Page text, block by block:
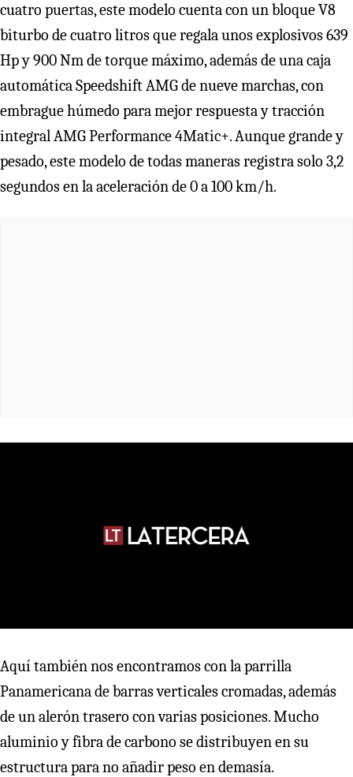
cuatro puertas, este modelo cuenta con un bloque V8
biturbo de cuatro litros que regala unos explosivos 639
Hp y 900 Nm de torque máximo, además de una caja
automática Speedshift AMG de nueve marchas, con
embrague húmedo para mejor respuesta y tracción
integral AMG Performance 4Matic+. Aunque grande y
pesado, este modelo de todas maneras registra solo 3,2
segundos en la aceleración de 0 a 100 km/h.
Aquí también nos encontramos con la parrilla
Panamericana de barras verticales cromadas, además
de un alerón trasero con varias posiciones. Mucho
aluminio y fibra de carbono se distribuyen en su
estructura para no añadir peso en demasía.